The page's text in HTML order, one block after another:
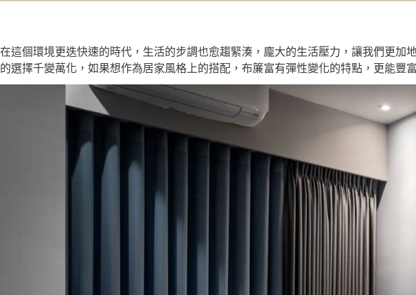
在這個環境更迭快速的時代，生活的步調也愈趨緊湊，龐大的生活壓力，讓我們更
的選擇千變萬化，如果想作為居家風格上的搭配，布簾富有彈性變化的特點，更能豐